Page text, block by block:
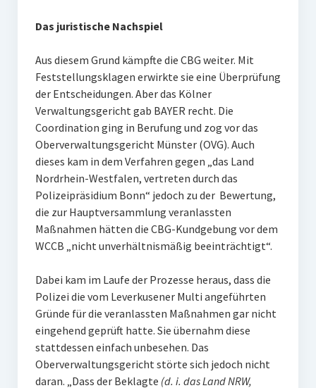
Das juristische Nachspiel
Aus diesem Grund kämpfte die CBG weiter. Mit
Feststellungsklagen erwirkte sie eine Überprüfung
der Entscheidungen. Aber das Kölner
Verwaltungsgericht gab BAYER recht. Die
Coordination ging in Berufung und zog vor das
Oberverwaltungsgericht Münster (OVG). Auch
dieses kam in dem Verfahren gegen „das Land
Nordrhein-Westfalen, vertreten durch das
Polizeipräsidium Bonn“ jedoch zu der Bewertung,
die zur Hauptversammlung veranlassten
Maßnahmen hätten die CBG-Kundgebung vor dem
WCCB „nicht unverhältnismäßig beeinträchtigt“.
Dabei kam im Laufe der Prozesse heraus, dass die
Polizei die vom Leverkusener Multi angeführten
Gründe für die veranlassten Maßnahmen gar nicht
eingehend geprüft hatte. Sie übernahm diese
stattdessen einfach unbesehen. Das
Oberverwaltungsgericht störte sich jedoch nicht
daran. „Dass der Beklagte (d. i. das Land NRW,